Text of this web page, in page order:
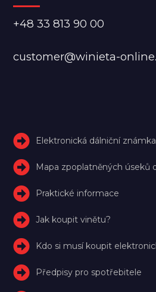
+48 33 813 90 00
customer@winieta-
Elektronická dálniční známka
Mapa zpoplatněných úseků
Praktické informace
Jak koupit vinětu?
Kdo si musí koupit
Předpisy pro spotřebitele